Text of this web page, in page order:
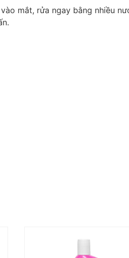
mắt, rửa ngay bằng nhiều